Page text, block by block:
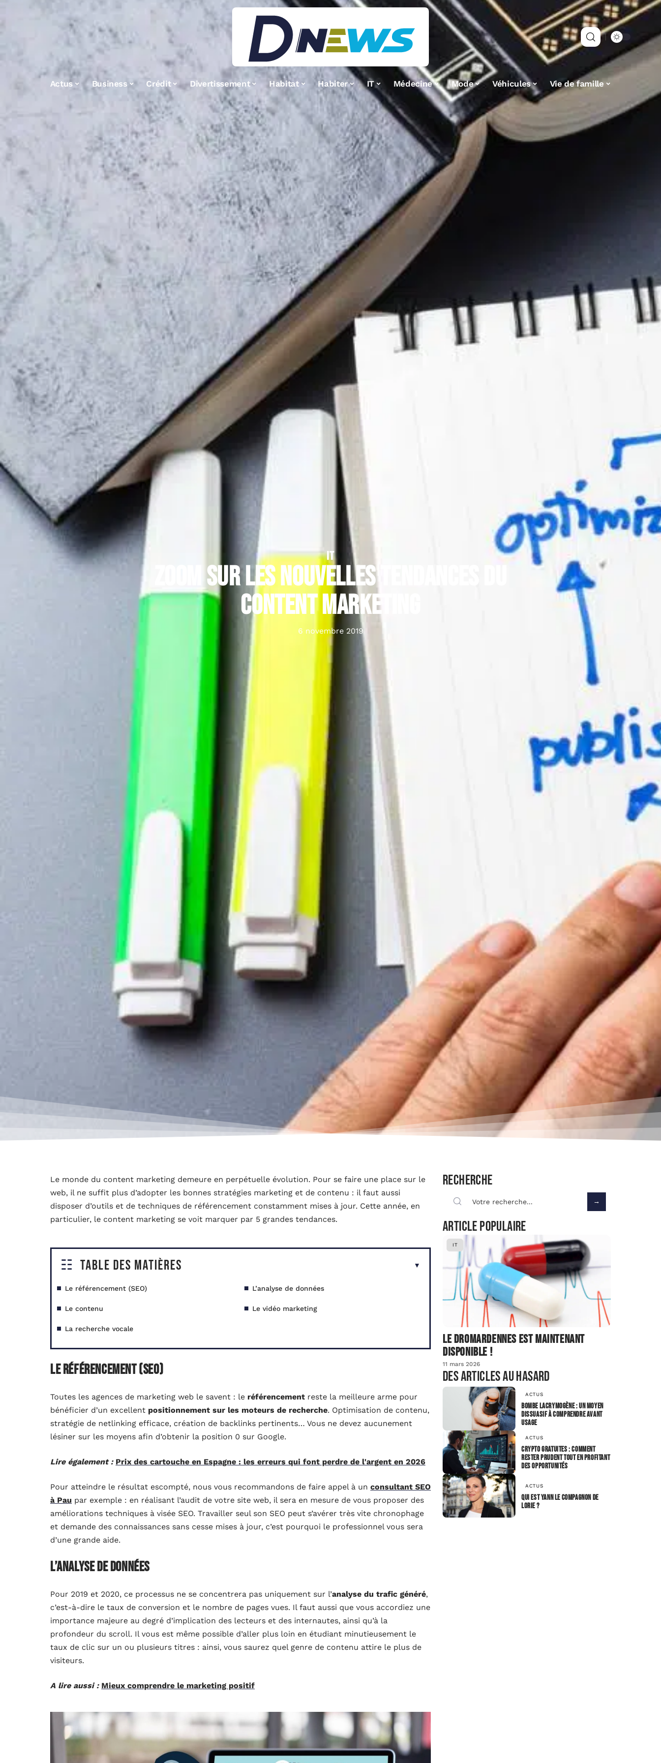
Actus Business Crédit Divertissement Habitat Habiter IT Médecine Mode Véhicules Vie de famille
IT
Zoom sur les nouvelles tendances du
content marketing
6 novembre 2019
Le monde du content marketing demeure en perpétuelle évolution. Pour se faire une place sur le
web, il ne suffit plus d’adopter les bonnes stratégies marketing et de contenu : il faut aussi
disposer d’outils et de techniques de référencement constamment mises à jour. Cette année, en
particulier, le content marketing se voit marquer par 5 grandes tendances.
Table des matières
Le référencement (SEO) L’analyse de données
Le contenu Le vidéo marketing
La recherche vocale
Le référencement (SEO)
Toutes les agences de marketing web le savent : le référencement reste la meilleure arme pour
bénéficier d’un excellent positionnement sur les moteurs de recherche. Optimisation de contenu,
stratégie de netlinking efficace, création de backlinks pertinents… Vous ne devez aucunement
lésiner sur les moyens afin d’obtenir la position 0 sur Google.
Lire également : Prix des cartouche en Espagne : les erreurs qui font perdre de l'argent en 2026
Pour atteindre le résultat escompté, nous vous recommandons de faire appel à un consultant SEO
à Pau par exemple : en réalisant l’audit de votre site web, il sera en mesure de vous proposer des
améliorations techniques à visée SEO. Travailler seul son SEO peut s’avérer très vite chronophage
et demande des connaissances sans cesse mises à jour, c’est pourquoi le professionnel vous sera
d’une grande aide.
L’analyse de données
Pour 2019 et 2020, ce processus ne se concentrera pas uniquement sur l’analyse du trafic généré,
c’est-à-dire le taux de conversion et le nombre de pages vues. Il faut aussi que vous accordiez une
importance majeure au degré d’implication des lecteurs et des internautes, ainsi qu’à la
profondeur du scroll. Il vous est même possible d’aller plus loin en étudiant minutieusement le
taux de clic sur un ou plusieurs titres : ainsi, vous saurez quel genre de contenu attire le plus de
visiteurs.
A lire aussi : Mieux comprendre le marketing positif
Recherche
Article populaire
IT
Le dromardennes est maintenant
disponible !
11 mars 2026
Des articles au hasard
ACTUS
Bombe lacrymogène : un moyen
dissuasif à comprendre avant
usage
ACTUS
Crypto gratuites : comment
rester prudent tout en profitant
des opportunités
ACTUS
Qui est Yann le compagnon de
Lorie ?